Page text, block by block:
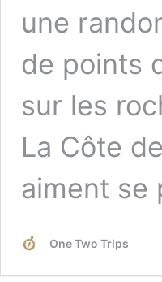
une
de points
sur les
La Côte
aiment se
One Two Trips